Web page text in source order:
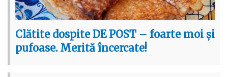
Clătite dospite DE POST – foarte moi și
pufoase. Merită încercate!